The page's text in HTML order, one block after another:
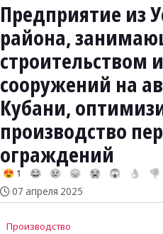
Предприятие из
района,
строительством
сооружений на
Кубани,
производство
ограждений
😍 1 😂 😢 😞 😭 😱 👌 👎
07 апреля 2025
Производство